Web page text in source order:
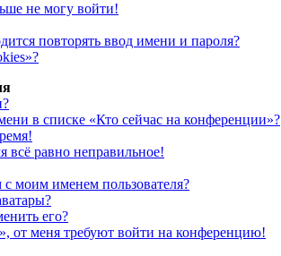
не могу войти!
повторять ввод имени и пароля?
в списке «Кто сейчас на конференции»?
всё равно неправильное!
моим именем пользователя?
его?
от меня требуют войти на конференцию!